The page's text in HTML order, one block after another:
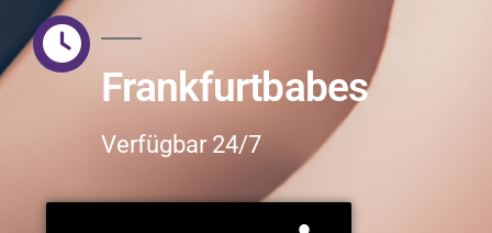
Frankfurtbabes
Verfügbar 24/7